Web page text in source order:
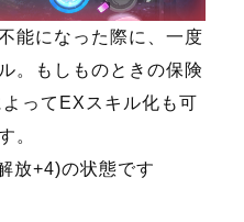
能になった際に、一度
。もしものときの保険
ってEXスキル化も可
。
放+4)の状態です